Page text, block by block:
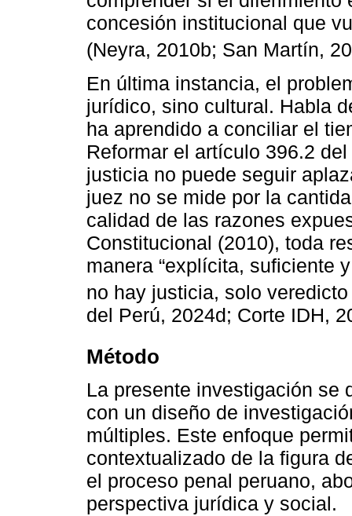
concesión institucional que
(Neyra, 2010b; San Martín,
En última instancia, el
jurídico, sino cultural. Habla
ha aprendido a conciliar el
Reformar el artículo 396.2
justicia no puede seguir
juez no se mide por la
calidad de las razones
Constitucional (2010), toda
manera “explícita, suficiente
no hay justicia, solo veredicto
del Perú, 2024d; Corte IDH,
Método
La presente investigación se
con un diseño de
múltiples. Este enfoque
contextualizado de la figura
el proceso penal peruano,
perspectiva jurídica y social.